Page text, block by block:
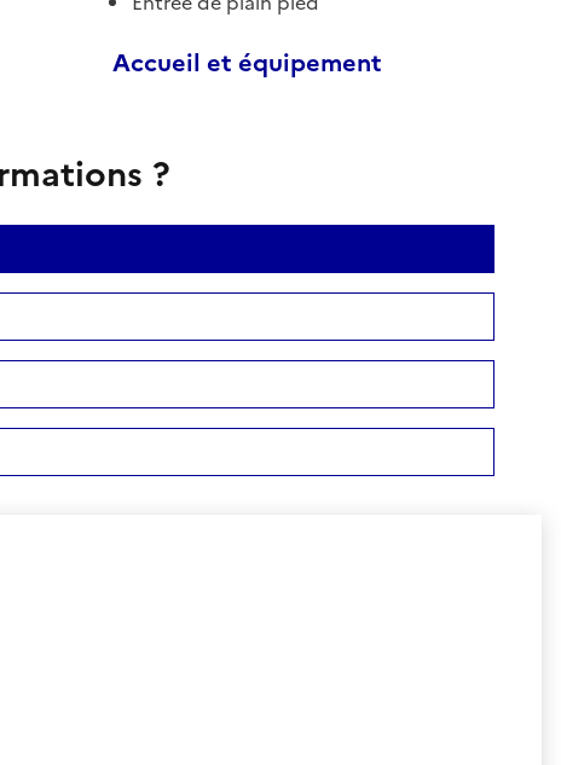
Accueil et équipement
?